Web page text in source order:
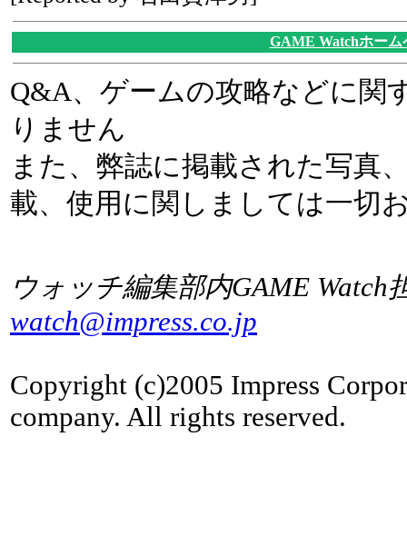
GAME Watchホーム
Q&A、ゲームの攻略などに関
りません
また、弊誌に掲載された写真
載、使用に関しましては一切
ウォッチ編集部内GAME Watch
watch@impress.co.jp
Copyright (c)2005 Impress
company. All rights reserved.